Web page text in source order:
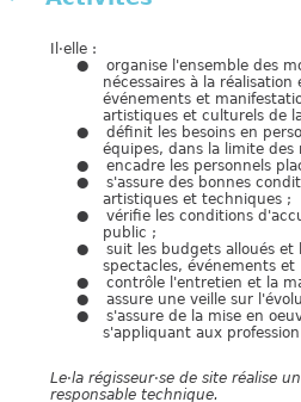
Il·elle :
organise l'ensemble des
nécessaires à la
événements et
artistiques et culturels de
définit les besoins en
équipes, dans la limite des
encadre les personnels
s'assure des bonnes
artistiques et techniques ;
vérifie les conditions
public ;
suit les budgets alloués et
spectacles, événements et
contrôle l'entretien et la
assure une veille sur
s'assure de la mise en
s'appliquant aux
Le·la régisseur·se de site réalise
responsable technique.